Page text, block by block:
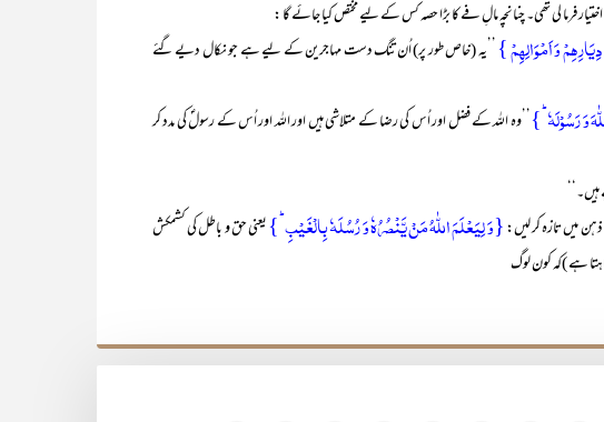
لی تھی۔ چنانچہ مالِ فے کا بڑا حصہ کس کے لیے مختص کیا جائے گا :
وَ اَمۡوَالِہِمۡ } ’’یہ (خاص طور پر) اُن تنگ دست مہاجرین کے لیے ہے جو نکال دیے گئے
وَ رَسُوۡلَہٗ ؕ} ’’وہ اللہ کے فضل اور اُس کی رضا کے متلاشی ہیں اور اللہ اور اُس کے رسولؐ کی مدد کر
{وَ لِیَعۡلَمَ اللّٰہُ مَنۡ یَّنۡصُرُہٗ وَ رُسُلَہٗ بِالۡغَیۡبِ ؕ}یعنی حق و باطل کی کشمکش
ہے )کہ کون لوگ